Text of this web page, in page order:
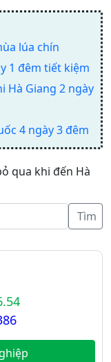
lúa chín
1 đêm tiết kiệm
Hà Giang 2 ngày
4 ngày 3 đêm
qua khi đến Hà
Tìm